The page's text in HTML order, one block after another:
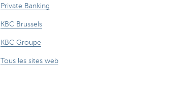
Private Banking
KBC Brussels
KBC Groupe
Tous les sites web